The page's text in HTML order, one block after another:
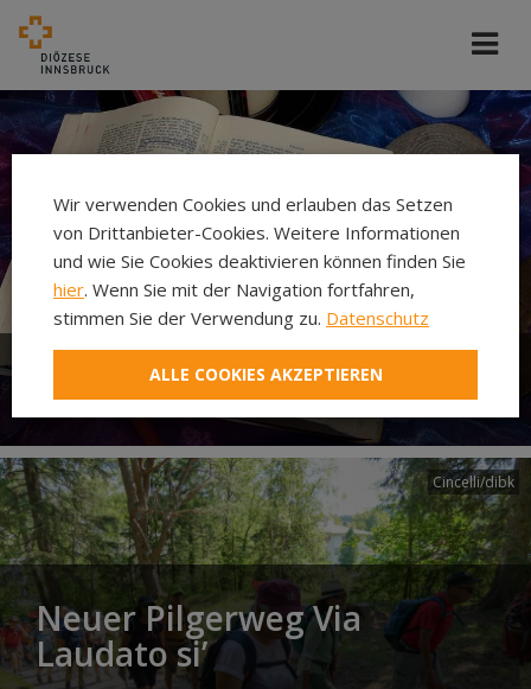
Bibel
Cincelli/dibk
Neuer Pilgerweg Via
Laudato si’
Wir verwenden Cookies und erlauben das Setzen
von Drittanbieter-Cookies. Weitere Informationen
und wie Sie Cookies deaktivieren können finden Sie
hier. Wenn Sie mit der Navigation fortfahren,
stimmen Sie der Verwendung zu. Datenschutz
ALLE COOKIES AKZEPTIEREN